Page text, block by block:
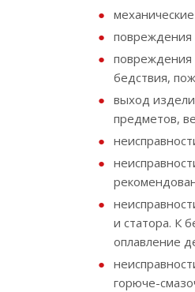
повреждения
повреждения
бедствия,
выход
предметов,
и статора. К
оплавление
горюче-